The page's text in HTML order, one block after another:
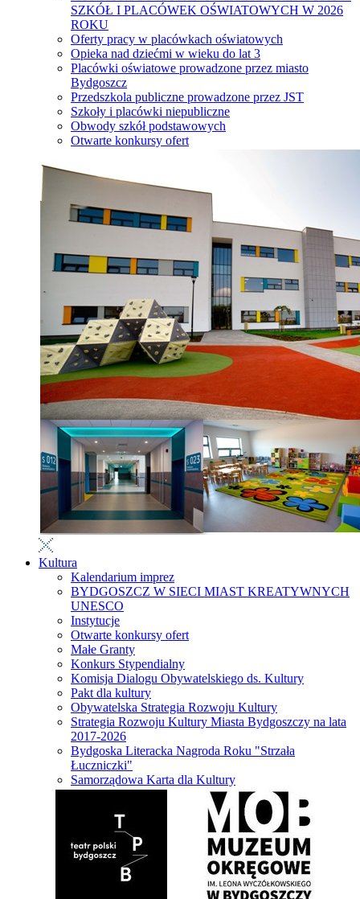
SZKÓŁ I PLACÓWEK OŚWIATOWYCH W 2026
ROKU
Oferty pracy w placówkach oświatowych
Opieka nad dziećmi w wieku do lat 3
Placówki oświatowe prowadzone przez miasto
Bydgoszcz
Przedszkola publiczne prowadzone przez JST
Szkoły i placówki niepubliczne
Obwody szkół podstawowych
Otwarte konkursy ofert
Kultura
Kalendarium imprez
BYDGOSZCZ W SIECI MIAST KREATYWNYCH
UNESCO
Instytucje
Otwarte konkursy ofert
Małe Granty
Konkurs Stypendialny
Komisja Dialogu Obywatelskiego ds. Kultury
Pakt dla kultury
Obywatelska Strategia Rozwoju Kultury
Strategia Rozwoju Kultury Miasta Bydgoszczy na lata
2017-2026
Bydgoska Literacka Nagroda Roku "Strzała
Łuczniczki"
Samorządowa Karta dla Kultury